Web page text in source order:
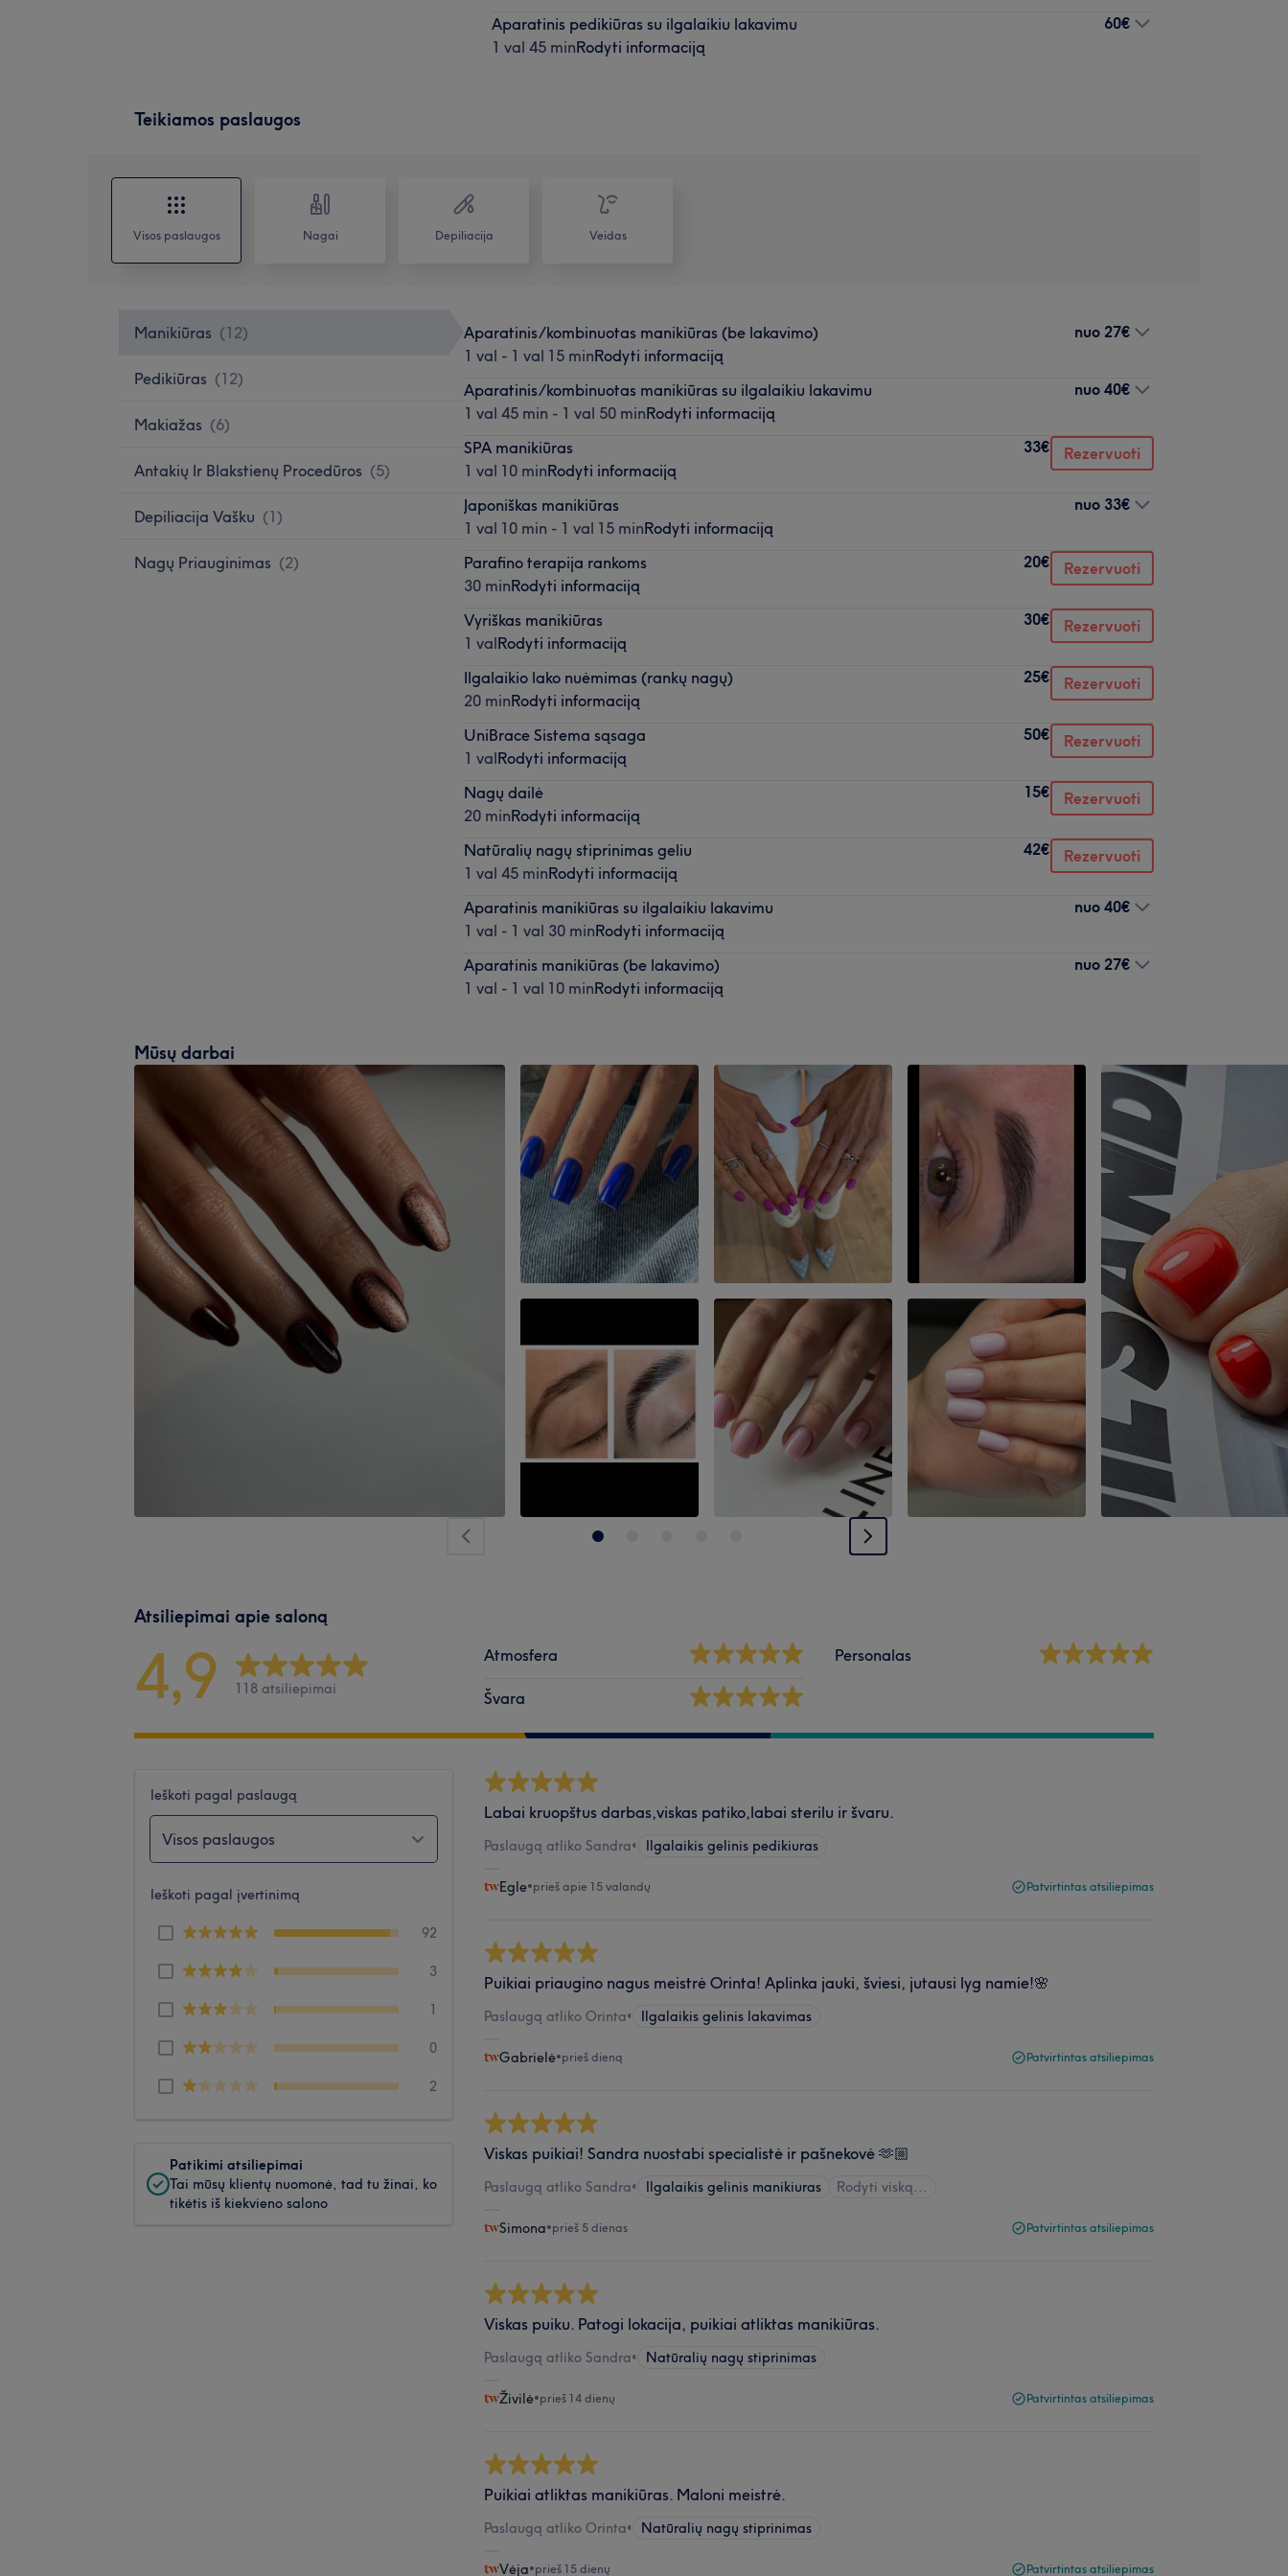
Aparatinis pedikiūras su ilgalaikiu lakavimu
1 val 45 minRodyti informaciją
60€
Teikiamos paslaugos
Visos paslaugos Nagai Depiliacija Veidas
Manikiūras (12)
Pedikiūras (12)
Makiažas (6)
Antakių Ir Blakstienų Procedūros (5)
Depiliacija Vašku (1)
Nagų Priauginimas (2)
Aparatinis/kombinuotas manikiūras (be lakavimo)
1 val - 1 val 15 minRodyti informaciją
nuo 27€
Aparatinis/kombinuotas manikiūras su ilgalaikiu lakavimu
1 val 45 min - 1 val 50 minRodyti informaciją
nuo 40€
SPA manikiūras
1 val 10 minRodyti informaciją
33€ Rezervuoti
Japoniškas manikiūras
1 val 10 min - 1 val 15 minRodyti informaciją
nuo 33€
Parafino terapija rankoms
30 minRodyti informaciją
20€ Rezervuoti
Vyriškas manikiūras
1 valRodyti informaciją
30€ Rezervuoti
Ilgalaikio lako nuėmimas (rankų nagų)
20 minRodyti informaciją
25€ Rezervuoti
UniBrace Sistema sąsaga
1 valRodyti informaciją
50€ Rezervuoti
Nagų dailė
20 minRodyti informaciją
15€ Rezervuoti
Natūralių nagų stiprinimas geliu
1 val 45 minRodyti informaciją
42€ Rezervuoti
Aparatinis manikiūras su ilgalaikiu lakavimu
1 val - 1 val 30 minRodyti informaciją
nuo 40€
Aparatinis manikiūras (be lakavimo)
1 val - 1 val 10 minRodyti informaciją
nuo 27€
Mūsų darbai
Atsiliepimai apie saloną
4,9 118 atsiliepimai
Atmosfera
Švara
Personalas
Ieškoti pagal paslaugą
Visos paslaugos
Ieškoti pagal įvertinimą
92
3
1
0
2
Patikimi atsiliepimai
Tai mūsų klientų nuomonė, tad tu žinai, ko
tikėtis iš kiekvieno salono
Labai kruopštus darbas,viskas patiko,labai sterilu ir švaru.
Paslaugą atliko Sandra• Ilgalaikis gelinis pedikiuras
Egle•prieš apie 15 valandų Patvirtintas atsiliepimas
Puikiai priaugino nagus meistrė Orinta! Aplinka jauki, šviesi, jutausi lyg namie!🌸
Paslaugą atliko Orinta• Ilgalaikis gelinis lakavimas
Gabrielė•prieš dieną Patvirtintas atsiliepimas
Viskas puikiai! Sandra nuostabi specialistė ir pašnekovė 🫶🏼
Paslaugą atliko Sandra• Ilgalaikis gelinis manikiuras Rodyti viską...
Simona•prieš 5 dienas Patvirtintas atsiliepimas
Viskas puiku. Patogi lokacija, puikiai atliktas manikiūras.
Paslaugą atliko Sandra• Natūralių nagų stiprinimas
Živilė•prieš 14 dienų Patvirtintas atsiliepimas
Puikiai atliktas manikiūras. Maloni meistrė.
Paslaugą atliko Orinta• Natūralių nagų stiprinimas
Vėja•prieš 15 dienų Patvirtintas atsiliepimas